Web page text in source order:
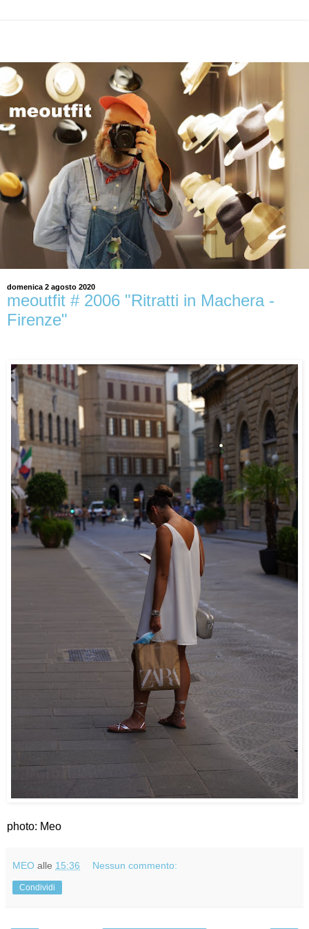
domenica 2 agosto 2020
meoutfit # 2006 "Ritratti in Machera -
Firenze"
photo: Meo
MEO alle 15:36 Nessun commento:
Condividi